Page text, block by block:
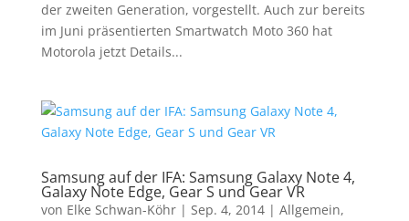
der zweiten Generation, vorgestellt. Auch zur bereits
im Juni präsentierten Smartwatch Moto 360 hat
Motorola jetzt Details...
Samsung auf der IFA: Samsung Galaxy Note 4,
Galaxy Note Edge, Gear S und Gear VR
von Elke Schwan-Köhr| Sep. 4, 2014| Allgemein,